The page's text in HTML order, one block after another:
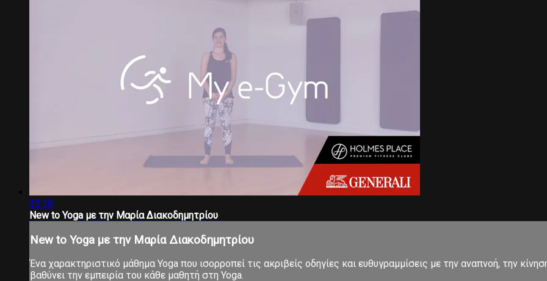
35:38
New to Yoga με την Μαρία Διακοδημητρίου
New to Yoga με την Μαρία Διακοδημητρίου
Ένα χαρακτηριστικό μάθημα Yoga που ισορροπεί τις ακριβείς οδηγίες και ευθυγραμμίσεις με την αναπνοή, την
βαθύνει την εμπειρία του κάθε μαθητή στη Yoga.